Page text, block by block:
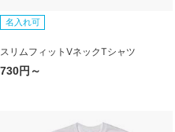
名入れ可
スリムフィットVネックTシャツ
730円～